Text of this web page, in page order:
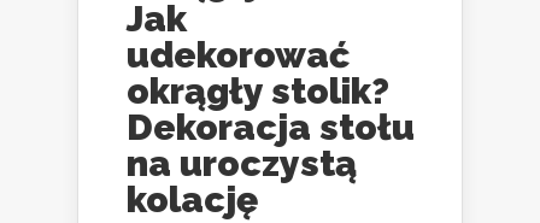
Jak
udekorować
okrągły stolik?
Dekoracja stołu
na uroczystą
kolację